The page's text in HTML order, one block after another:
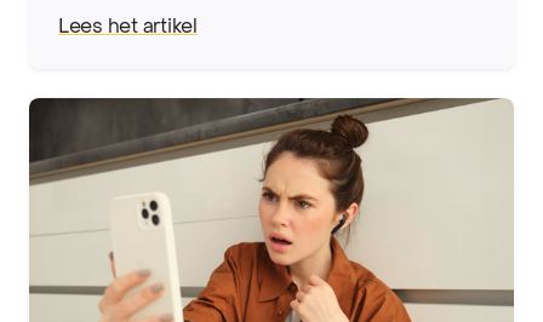
Lees het artikel